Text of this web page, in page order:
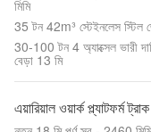
মিমি
35 টন 42m³ স্টেইনলেস স্টিল
30-100 টন 4 অ্যাক্সেল ভারী
বেড়া 13 মি
এয়ারিয়াল ওয়ার্ক প্ল্যাটফর্ম ট্রাক